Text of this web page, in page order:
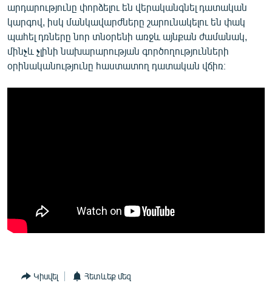
արդարությունը փորձելու են վերականգնել դատական
կարգով, իսկ մանկավարժները շարունակելու են փակ
պահել դռները նոր տնօրենի առջև այնքան ժամանակ,
մինչև չլինի նախարարության գործողությունների
օրինականությունը հաստատող դատական վճիռ։
Կիսվել Հետևեք մեզ